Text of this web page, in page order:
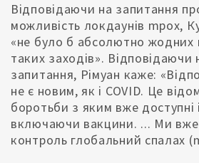
Відповідаючи на запитання
можливість локдаунів mpox,
«не було б абсолютно жодних
таких заходів». Відповідаючи
запитання, Рімуан каже:
не є новим, як і COVID. Це
боротьби з яким вже доступні
включаючи вакцини. ... Ми вже
контроль глобальний спалах